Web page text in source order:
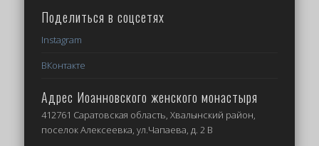
Поделиться в соцсетях
Instagram
ВКонтакте
Адрес Иоанновского женского монастыря
412761 Саратовская область, Хвалынский район,
поселок Алексеевка, ул.Чапаева, д. 2 В